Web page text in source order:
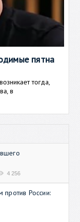
пятна
тогда,
в
4 256
против России: